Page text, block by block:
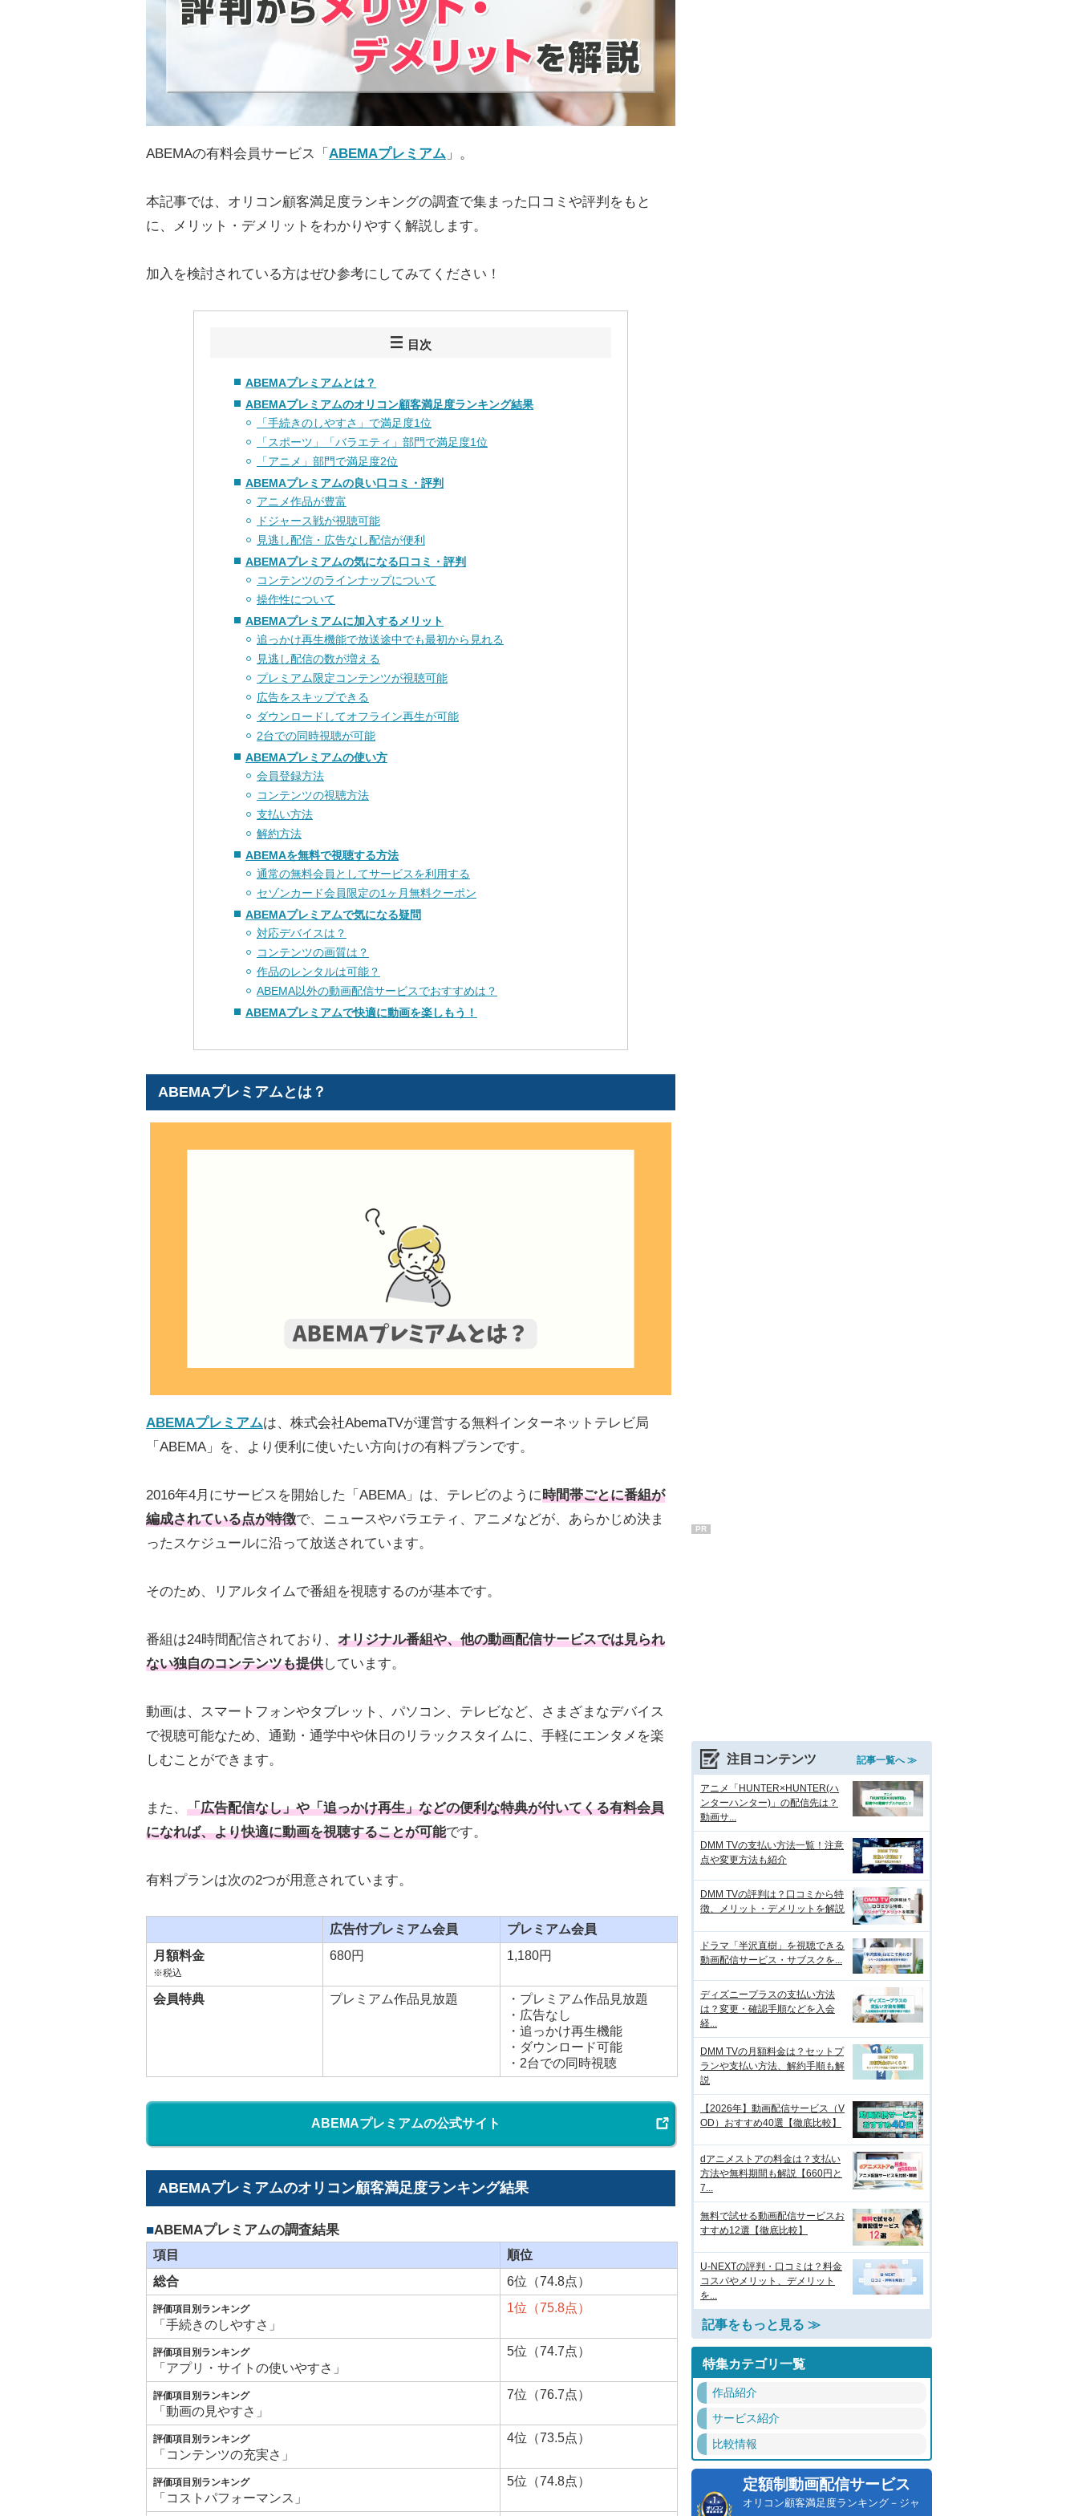
ABEMAの有料会員サービス「 ABEMAプレミアム 」。
本記事では、オリコン顧客満足度ランキングの調査で集まった口コミや評判をもと
に、メリット・デメリットをわかりやすく解説します。
加入を検討されている方はぜひ参考にしてみてください！
目次
ABEMAプレミアムとは？
ABEMAプレミアムのオリコン顧客満足度ランキング結果
「手続きのしやすさ」で満足度1位
「スポーツ」「バラエティ」部門で満足度1位
「アニメ」部門で満足度2位
ABEMAプレミアムの良い口コミ・評判
アニメ作品が豊富
ドジャース戦が視聴可能
見逃し配信・広告なし配信が便利
ABEMAプレミアムの気になる口コミ・評判
コンテンツのラインナップについて
操作性について
ABEMAプレミアムに加入するメリット
追っかけ再生機能で放送途中でも最初から見れる
見逃し配信の数が増える
プレミアム限定コンテンツが視聴可能
広告をスキップできる
ダウンロードしてオフライン再生が可能
2台での同時視聴が可能
ABEMAプレミアムの使い方
会員登録方法
コンテンツの視聴方法
支払い方法
解約方法
ABEMAを無料で視聴する方法
通常の無料会員としてサービスを利用する
セゾンカード会員限定の1ヶ月無料クーポン
ABEMAプレミアムで気になる疑問
対応デバイスは？
コンテンツの画質は？
作品のレンタルは可能？
ABEMA以外の動画配信サービスでおすすめは？
ABEMAプレミアムで快適に動画を楽しもう！
ABEMAプレミアムとは？
ABEMAプレミアムは、株式会社AbemaTVが運営する無料インターネットテレビ局
「ABEMA」を、より便利に使いたい方向けの有料プランです。
2016年4月にサービスを開始した「ABEMA」は、テレビのように時間帯ごとに番組が
編成されている点が特徴で、ニュースやバラエティ、アニメなどが、あらかじめ決ま
ったスケジュールに沿って放送されています。
そのため、リアルタイムで番組を視聴するのが基本です。
番組は24時間配信されており、 オリジナル番組や、他の動画配信サービスでは見られ
ない独自のコンテンツも提供しています。
動画は、スマートフォンやタブレット、パソコン、テレビなど、さまざまなデバイス
で視聴可能なため、通勤・通学中や休日のリラックスタイムに、手軽にエンタメを楽
しむことができます。
また、 「広告配信なし」や「追っかけ再生」などの便利な特典が付いてくる有料会員
になれば、より快適に動画を視聴することが可能です。
有料プランは次の2つが用意されています。
広告付プレミアム会員
プレミアム会員
月額料金
※税込
680円 1,180円
会員特典 プレミアム作品見放題
・プレミアム作品見放題
・広告なし
・追っかけ再生機能
・ダウンロード可能
・2台での同時視聴
ABEMAプレミアムの公式サイト
ABEMAプレミアムのオリコン顧客満足度ランキング結果
ABEMAプレミアムの調査結果
項目
順位
総合
6位（74.8点）
評価項目別ランキング
「手続きのしやすさ」
1位（75.8点）
評価項目別ランキング
「アプリ・サイトの使いやすさ」
5位（74.7点）
評価項目別ランキング
「動画の見やすさ」
7位（76.7点）
評価項目別ランキング
「コンテンツの充実さ」
4位（73.5点）
評価項目別ランキング
「コストパフォーマンス」
5位（74.8点）
PR
注目コンテンツ 記事一覧へ ≫
アニメ「HUNTER×HUNTER(ハ
ンターハンター)」の配信先は？
動画サ...
DMM TVの支払い方法一覧！注意
点や変更方法も紹介
DMM TVの評判は？口コミから特
徴、メリット・デメリットを解説
ドラマ「半沢直樹」を視聴できる
動画配信サービス・サブスクを...
ディズニープラスの支払い方法
は？変更・確認手順などを入会
経...
DMM TVの月額料金は？セットプ
ランや支払い方法、解約手順も解
説
【2026年】動画配信サービス（V
OD）おすすめ40選【徹底比較】
dアニメストアの料金は？支払い
方法や無料期間も解説【660円と
7...
無料で試せる動画配信サービスお
すすめ12選【徹底比較】
U-NEXTの評判・口コミは？料金
コスパやメリット、デメリット
を...
記事をもっと見る ≫
特集カテゴリ一覧
作品紹介
サービス紹介
比較情報
定額制動画配信サービス
オリコン顧客満足度ランキング－ジャ